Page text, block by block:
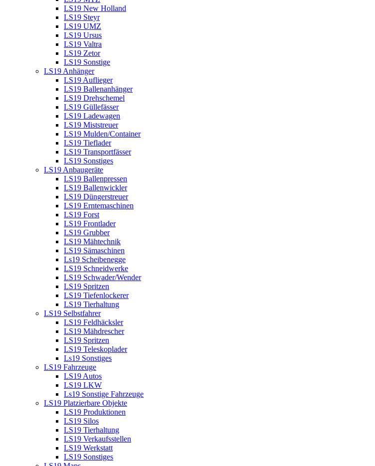
LS19 New Holland
LS19 Steyr
LS19 UMZ
LS19 Ursus
LS19 Valtra
LS19 Zetor
LS19 Sonstige
LS19 Anhänger
LS19 Auflieger
LS19 Ballenanhänger
LS19 Drehschemel
LS19 Güllefässer
LS19 Ladewagen
LS19 Miststreuer
LS19 Mulden/Container
LS19 Tieflader
LS19 Transportfässer
LS19 Sonstiges
LS19 Anbaugeräte
LS19 Ballenpressen
LS19 Ballenwickler
LS19 Düngerstreuer
LS19 Erntemaschinen
LS19 Forst
LS19 Frontlader
LS19 Grubber
LS19 Mähtechnik
LS19 Sämaschinen
Ls19 Scheibenegge
LS19 Schneidwerke
LS19 Schwader/Wender
LS19 Spritzen
LS19 Tiefenlockerer
LS19 Tierhaltung
LS19 Selbstfahrer
LS19 Feldhäcksler
LS19 Mähdrescher
LS19 Spritzen
LS19 Teleskoplader
Ls19 Sonstiges
LS19 Fahrzeuge
LS19 Autos
LS19 LKW
Ls19 Sonstige Fahrzeuge
LS19 Platzierbare Objekte
LS19 Produktionen
LS19 Silos
LS19 Tierhaltung
LS19 Verkaufsstellen
LS19 Werkstatt
LS19 Sonstiges